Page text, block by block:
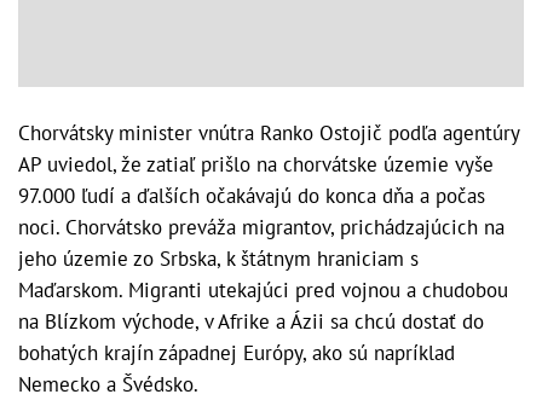
Chorvátsky minister vnútra Ranko Ostojič podľa agentúry
AP uviedol, že zatiaľ prišlo na chorvátske územie vyše
97.000 ľudí a ďalších očakávajú do konca dňa a počas
noci. Chorvátsko preváža migrantov, prichádzajúcich na
jeho územie zo Srbska, k štátnym hraniciam s
Maďarskom. Migranti utekajúci pred vojnou a chudobou
na Blízkom východe, v Afrike a Ázii sa chcú dostať do
bohatých krajín západnej Európy, ako sú napríklad
Nemecko a Švédsko.